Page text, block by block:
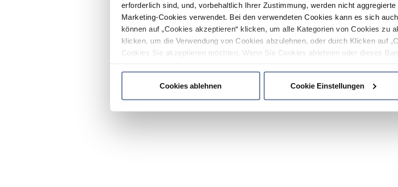
erforderlich sind, und, vorbehaltlich Ihrer Zustimmung, werden nicht
Marketing-Cookies verwendet. Bei den verwendeten Cookies kann es sich
können auf „Cookies akzeptieren“ klicken, um alle Kategorien von Cookies zu
klicken, um die Verwendung von Cookies abzulehnen, oder durch Klicken auf
Cookies Sie akzeptieren möchten. Wenn Sie Cookies ablehnen oder dieses
Cookies ablehnen
Cookie Einstellungen